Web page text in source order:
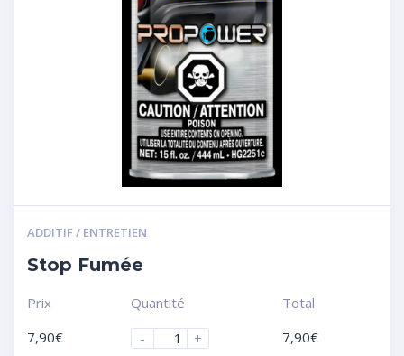
ADDITIF / ENTRETIEN
Stop Fumée
Prix
7,90€
Quantité
-
+
Total
7,90€